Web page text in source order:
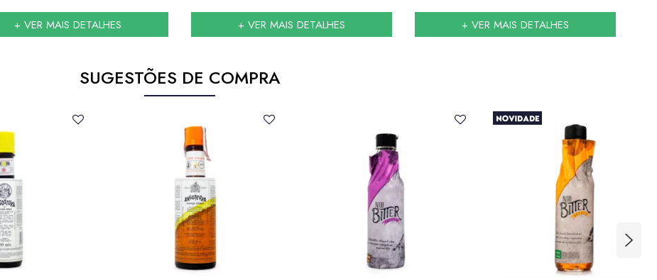
+ VER MAIS DETALHES + VER MAIS DETALHES + VER MAIS DETALHES
SUGESTÕES DE COMPRA